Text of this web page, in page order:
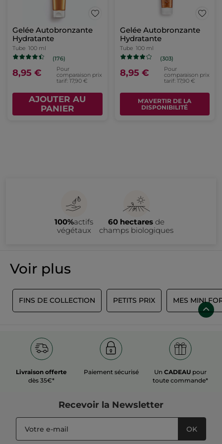
Gelée Autobronzante
Hydratante
Tube 100 ml
(176)
8,95 €
Pour
comparaison prix
tarif: 17,90 €
AJOUTER AU
PANIER
Gelée Autobronzante
Hydratante
Tube 100 ml
(303)
8,95 €
Pour
comparaison prix
tarif: 17,90 €
M'AVERTIR DE LA
DISPONIBILITÉ
100%actifs
végétaux
60 hectares de
champs biologiques
Voir plus
FINS DE COLLECTION PETITS PRIX MES MINI
Livraison offerte
dès 35€*
Paiement sécurisé UnCADEAU pour
toute commande*
Recevoir la Newsletter
OK